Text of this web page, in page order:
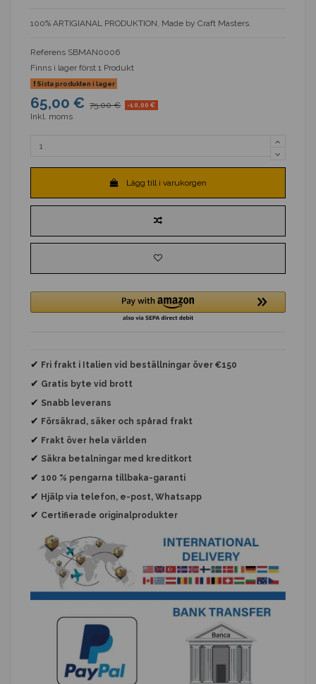
100% ARTIGIANAL PRODUKTION, Made by Craft Masters.
Referens SBMAN0006
Finns i lager först 1 Produkt
Sista produkten i lager
65,00 € 75,00 € -10,00 €
Inkl. moms
Lägg till i varukorgen
✔ Fri frakt i Italien vid beställningar över €150
✔ Gratis byte vid brott
✔ Snabb leverans
✔ Försäkrad, säker och spårad frakt
✔ Frakt över hela världen
✔ Säkra betalningar med kreditkort
✔ 100 % pengarna tillbaka-garanti
✔ Hjälp via telefon, e-post, Whatsapp
✔ Certifierade originalprodukter